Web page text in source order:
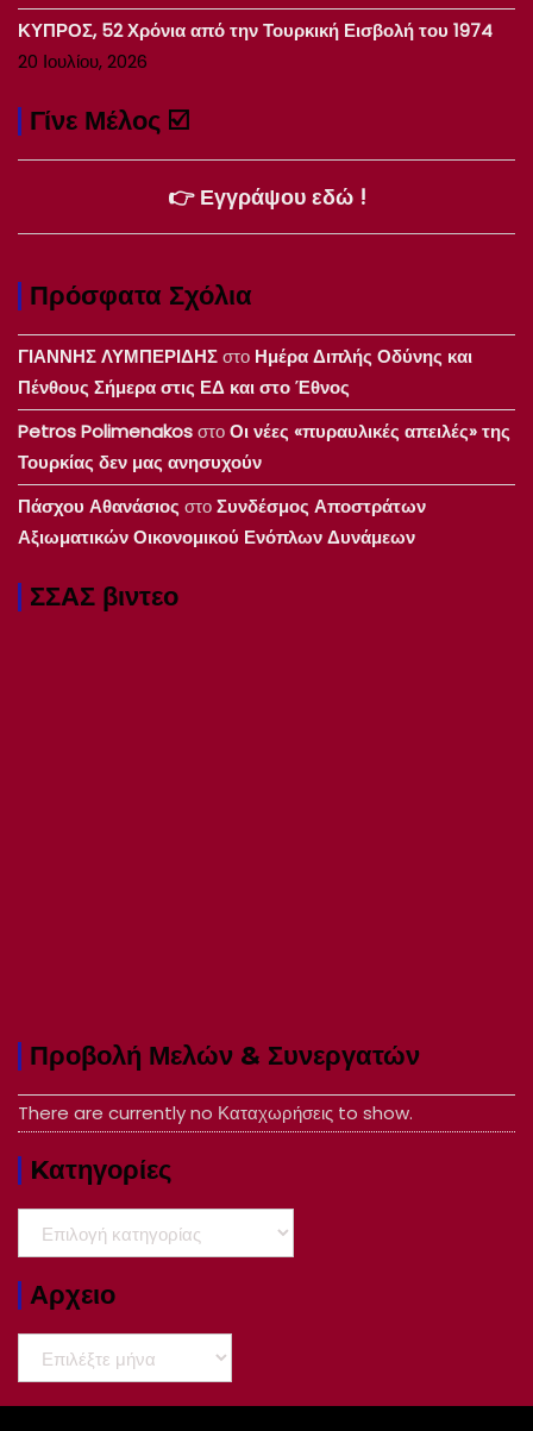
ΚΥΠΡΟΣ, 52 Χρόνια από την Τουρκική Εισβολή του 1974
20 Ιουλίου, 2026
Γίνε Μέλος ☑️
👉 Εγγράψου εδώ !
Πρόσφατα Σχόλια
ΓΙΑΝΝΗΣ ΛΥΜΠΕΡΙΔΗΣστο Ημέρα Διπλής Οδύνης και
Πένθους Σήμερα στις ΕΔ και στο Έθνος
Petros PolimenakosστοΟι νέες «πυραυλικές απειλές» της
Τουρκίας δεν μας ανησυχούν
Πάσχου Αθανάσιος στοΣυνδέσμος Αποστράτων
Αξιωματικών Οικονομικού Ενόπλων Δυνάμεων
ΣΣΑΣ βιντεο
Προβολή Μελών & Συνεργατών
There are currently no Καταχωρήσεις to show.
Kατηγορίες
Αρχειο